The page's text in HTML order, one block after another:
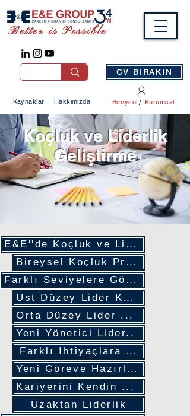
Better is Possible
Kaynaklar Hakkımızda /
Bireysel Kurumsal
CV BIRAKIN
Koçluk ve Liderlik
Geliştirme
E&E''de Koçluk ve Liderlik Geliştirme
Bireysel Koçluk Programları
Farklı Seviyelere Göre
Üst Düzey Lider Koçluğu
Orta Düzey Lider ...
Yeni Yönetici Lider..
Farklı İhtiyaçlara Göre
Yeni Göreve Hazırlanmak
Kariyerini Kendin ...
Uzaktan Liderlik